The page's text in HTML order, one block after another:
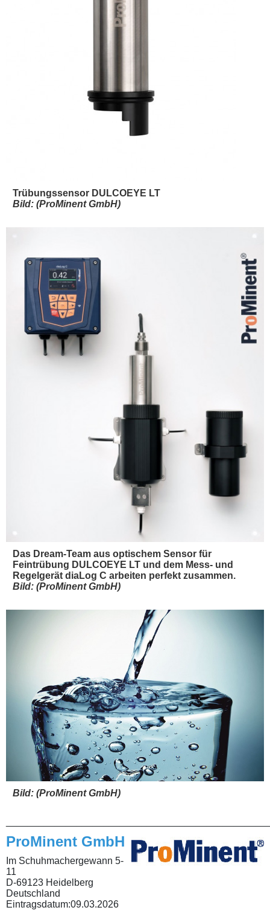
Trübungssensor DULCOEYE LT
Bild: (ProMinent GmbH)
Das Dream-Team aus optischem Sensor für
Feintrübung DULCOEYE LT und dem Mess- und
Regelgerät diaLog C arbeiten perfekt zusammen.
Bild: (ProMinent GmbH)
Bild: (ProMinent GmbH)
ProMinent GmbH
Im Schuhmachergewann 5-
11
D-69123 Heidelberg
Deutschland
Eintragsdatum:09.03.2026